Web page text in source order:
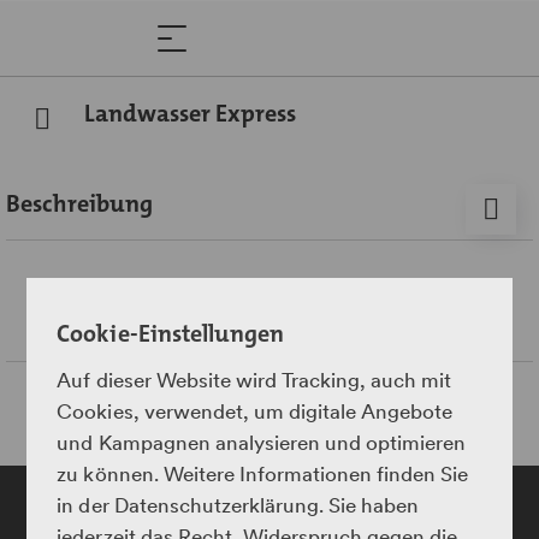
Landwasser Express
Beschreibung
St. Moritz, steht ein Kunstbau der Superlative: 142 Meter
lang, 65 Meter hoch und auf fünf gemauerte Pfeiler
gestützt – der Landwasserviadukt. Etwas Zeit nehmen
muss man sich, um das Meisterwerk in all seiner Pracht
auf sich wirken zu lassen. Der Rastplatz
Landwasserviadukt bei Filisur bietet hierfür den
perfekten Ort. Ein Infokiosk, Sitzbänke und eine
Feuerstelle laden zum Verweilen vor der
Cookie-Einstellungen
Auf dieser Website wird Tracking, auch mit
Cookies, verwendet, um digitale Angebote
und Kampagnen analysieren und optimieren
zu können. Weitere Informationen finden Sie
in der Datenschutzerklärung. Sie haben